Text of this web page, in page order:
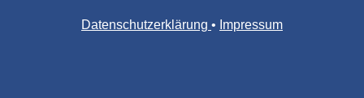
Datenschutzerklärung Impressum